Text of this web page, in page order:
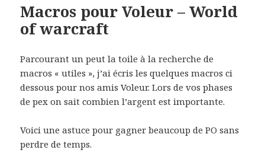
Macros pour Voleur – World
of warcraft
Parcourant un peut la toile à la recherche de
macros « utiles », j’ai écris les quelques macros ci
dessous pour nos amis Voleur. Lors de vos phases
de pex on sait combien l’argent est importante.
Voici une astuce pour gagner beaucoup de PO sans
perdre de temps.